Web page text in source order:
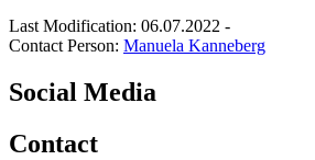
Last Modification: 06.07.2022 -
Contact Person: Manuela Kanneberg
Social Media
Contact